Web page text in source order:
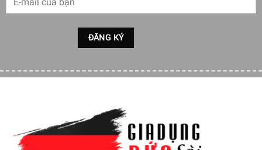
Bếp từ Miele KM 7897 FL được trang bị công nghệ tự động kết
Một trong những điểm đặc biệt của Miele KM 7897 FL
nấu dạng đa điểm có diện tích 870×380 mm. Với thiết kế
này sẽ cho phép bạn định vị dụng cụ nấu của mình theo
cách tốt nhất có thể và chính xác như bạn muốn trong mọi